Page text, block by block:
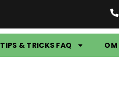
TIPS & TRICKS FAQ OM